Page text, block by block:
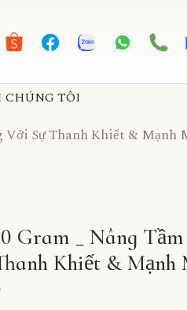
CHÚNG TÔI
Với Sự Thanh Khiết & Mạnh
Gram _ Nâng Tầm
Khiết & Mạnh